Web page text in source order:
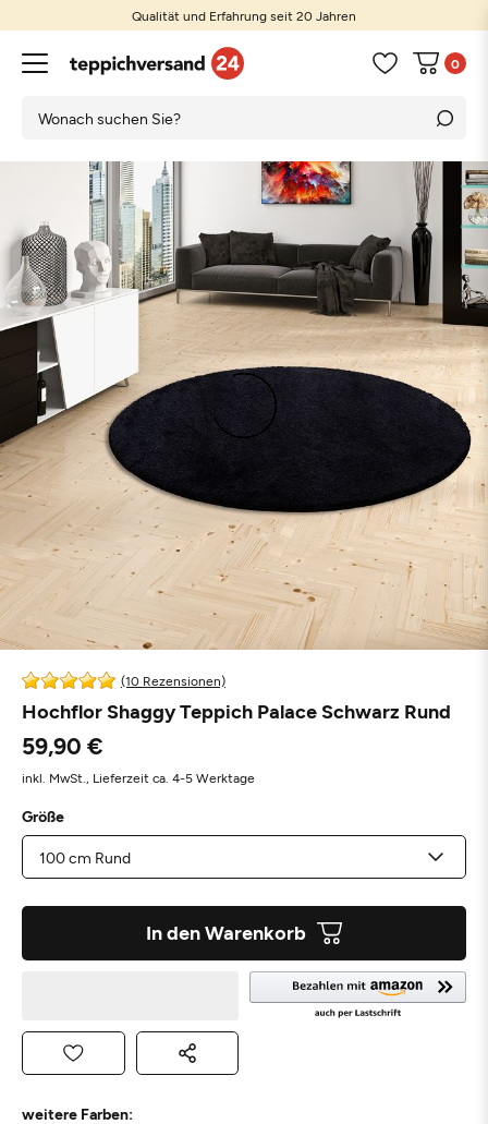
Qualität und Erfahrung seit 20 Jahren
0
(10 Rezensionen)
Hochflor Shaggy Teppich Palace Schwarz Rund
59,90 €
inkl. MwSt., Lieferzeit ca. 4-5 Werktage
Größe
In den Warenkorb
weitere Farben: